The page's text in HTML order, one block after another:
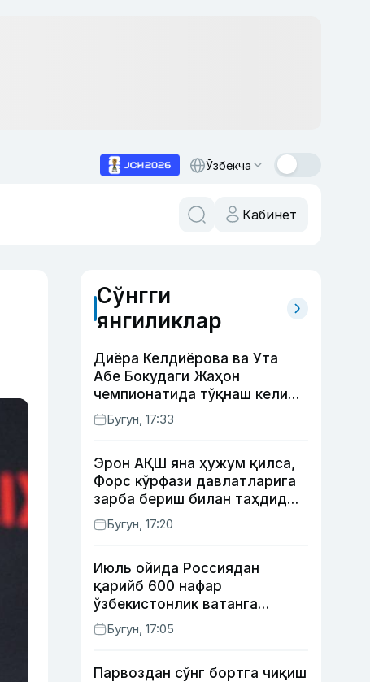
Ўзбекча
Кабинет
Сўнгги
янгиликлар
Диёра Келдиёрова ва Ута
Абе Бокудаги Жаҳон
чемпионатида тўқнаш келиши
мумкин — ОАВ
Бугун, 17:33
Эрон АҚШ яна ҳужум қилса,
Форс кўрфази давлатларига
зарба бериш билан таҳдид
қилди
Бугун, 17:20
Июль ойида Россиядан
қарийб 600 нафар
ўзбекистонлик ватанга
қайтарилди
Бугун, 17:05
Парвоздан сўнг бортга чиқиш